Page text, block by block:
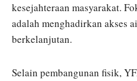
kesejahteraan masyarakat.
adalah menghadirkan akses
berkelanjutan.
Selain pembangunan fisik,